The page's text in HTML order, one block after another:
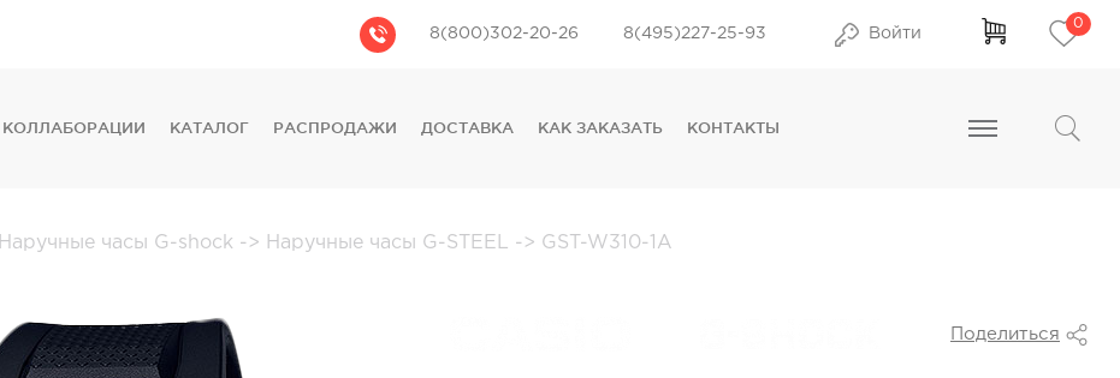
8(800)302-20-26 8(495)227-25-93 Войти
0
КОЛЛАБОРАЦИИ
КАТАЛОГ
FOSSIL
DKNY
PHILIPP PLEIN
РАСПРОДАЖИ ДОСТАВКА КАК ЗАКАЗАТЬ КОНТАКТЫ
Наручные часы G-shock -> Наручные часы G-STEEL -> GST-W310-1A
Поделиться